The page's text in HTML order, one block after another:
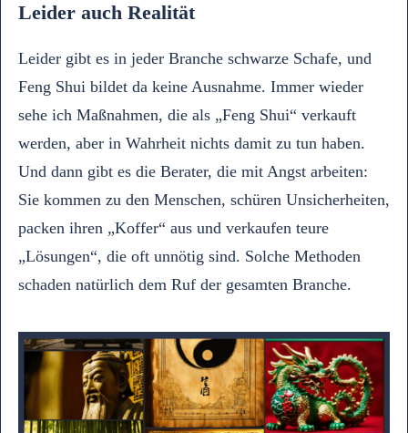
Leider auch Realität
Leider gibt es in jeder Branche schwarze Schafe, und
Feng Shui bildet da keine Ausnahme. Immer wieder
sehe ich Maßnahmen, die als „Feng Shui“ verkauft
werden, aber in Wahrheit nichts damit zu tun haben.
Und dann gibt es die Berater, die mit Angst arbeiten:
Sie kommen zu den Menschen, schüren Unsicherheiten,
packen ihren „Koffer“ aus und verkaufen teure
„Lösungen“, die oft unnötig sind. Solche Methoden
schaden natürlich dem Ruf der gesamten Branche.